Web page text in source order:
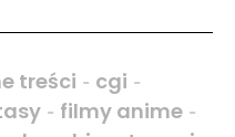
treści - cgi -
- filmy anime -